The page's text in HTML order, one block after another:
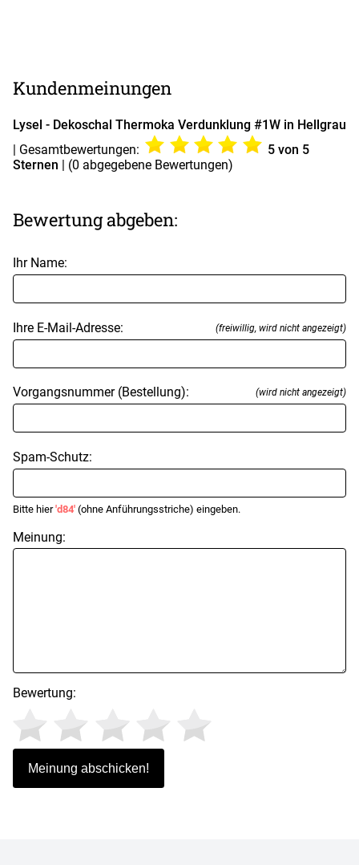
Kundenmeinungen
Lysel - Dekoschal Thermoka Verdunklung #1W in Hellgrau
| Gesamtbewertungen:
5von 5
Sternen
| (0 abgegebene Bewertungen)
Bewertung abgeben:
Ihr Name:
Ihre E-Mail-Adresse: (freiwillig, wird nicht angezeigt)
Vorgangsnummer (Bestellung): (wird nicht angezeigt)
Spam-Schutz:
Bitte hier'd84' (ohne Anführungsstriche) eingeben.
Meinung:
Bewertung: